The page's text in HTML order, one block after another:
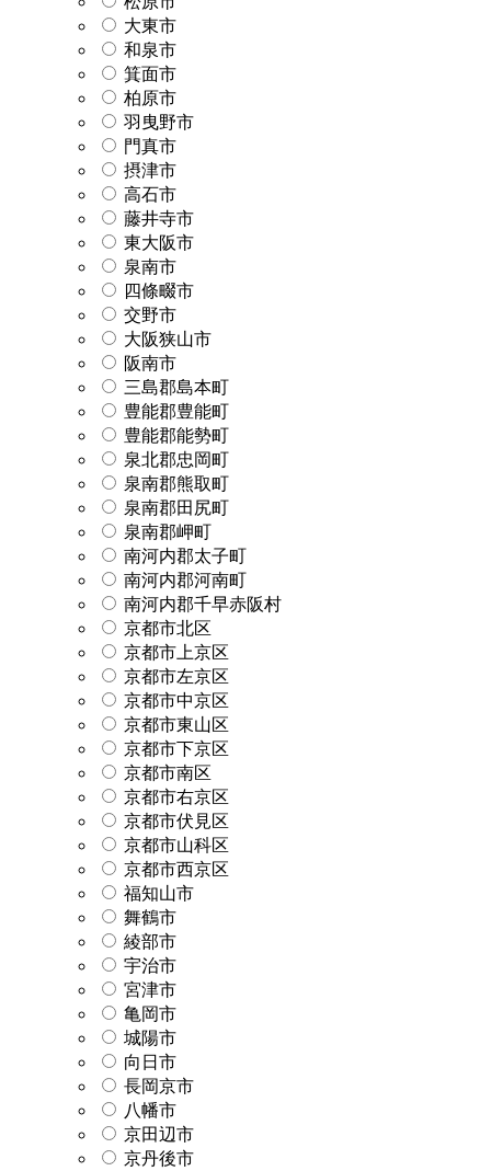
大東市
和泉市
箕面市
柏原市
羽曳野市
門真市
摂津市
高石市
藤井寺市
東大阪市
泉南市
四條畷市
交野市
大阪狭山市
阪南市
三島郡島本町
豊能郡豊能町
豊能郡能勢町
泉北郡忠岡町
泉南郡熊取町
泉南郡田尻町
泉南郡岬町
南河内郡太子町
南河内郡河南町
南河内郡千早赤阪村
京都市北区
京都市上京区
京都市左京区
京都市中京区
京都市東山区
京都市下京区
京都市南区
京都市右京区
京都市伏見区
京都市山科区
京都市西京区
福知山市
舞鶴市
綾部市
宇治市
宮津市
亀岡市
城陽市
向日市
長岡京市
八幡市
京田辺市
京丹後市